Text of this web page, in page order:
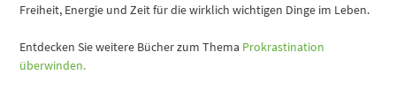
Freiheit, Energie und Zeit für die wirklich wichtigen Dinge im Leben.
Entdecken Sie weitere Bücher zum Thema Prokrastination
überwinden.